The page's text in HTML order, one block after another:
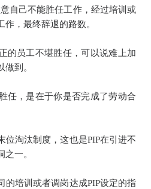
自己不能胜任工作，经过培训或
，最终辞退的路数。
的员工不堪胜任，可以说难上加
到。
任，是在于你是否完成了劳动合
位淘汰制度，这也是PIP在引进不
一。
的培训或者调岗达成PIP设定的指